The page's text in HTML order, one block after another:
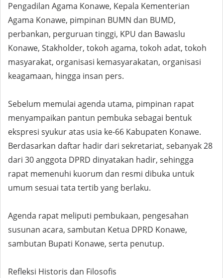
Pengadilan Agama Konawe, Kepala Kementerian
Agama Konawe, pimpinan BUMN dan BUMD,
perbankan, perguruan tinggi, KPU dan Bawaslu
Konawe, Stakholder, tokoh agama, tokoh adat, tokoh
masyarakat, organisasi kemasyarakatan, organisasi
keagamaan, hingga insan pers.
Sebelum memulai agenda utama, pimpinan rapat
menyampaikan pantun pembuka sebagai bentuk
ekspresi syukur atas usia ke-66 Kabupaten Konawe.
Berdasarkan daftar hadir dari sekretariat, sebanyak 28
dari 30 anggota DPRD dinyatakan hadir, sehingga
rapat memenuhi kuorum dan resmi dibuka untuk
umum sesuai tata tertib yang berlaku.
Agenda rapat meliputi pembukaan, pengesahan
susunan acara, sambutan Ketua DPRD Konawe,
sambutan Bupati Konawe, serta penutup.
Refleksi Historis dan Filosofis